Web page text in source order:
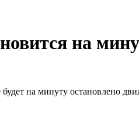
на
на минуту остановлено